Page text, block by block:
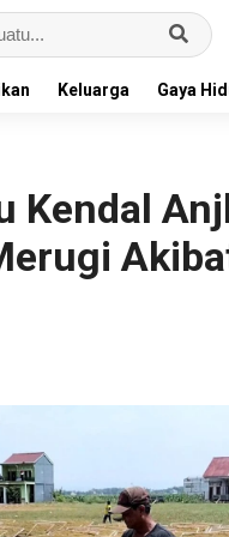
Keluarga Gaya
Kendal